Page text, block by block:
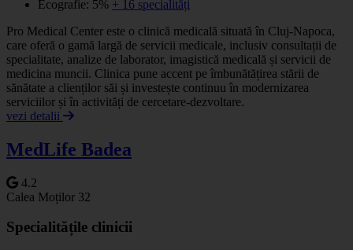
Ecografie: 5% + 16 specialități
Pro Medical Center este o clinică medicală situată în Cluj-Napoca,
care oferă o gamă largă de servicii medicale, inclusiv consultații de
specialitate, analize de laborator, imagistică medicală și servicii de
medicina muncii. Clinica pune accent pe îmbunătățirea stării de
sănătate a clienților săi și investește continuu în modernizarea
serviciilor și în activități de cercetare-dezvoltare.
vezi detalii
MedLife Badea
4.2
Calea Moților 32
Specialitățile clinicii